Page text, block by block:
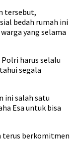
tersebut,
bedah rumah ini
yang selama
harus selalu
segala
ini salah satu
Esa untuk bisa
terus berkomitmen